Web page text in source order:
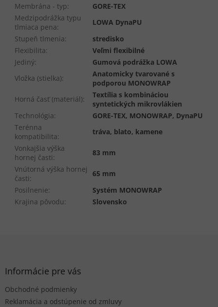
Membrána - typ:
GORE-TEX
Medzipodrážka typu
tlmiaca pena:
LOWA DynaPU
Stupeň tlmenia:
stredisko
Flexibilita:
Veľmi flexibilné
Jediný:
Gumová podrážka LOWA
Vložka (stielka):
Anatomicky tvarované s
podporou MONOWRAP
Horná časť (materiál):
Textília s kombináciou
syntetických mikrovlákien
Technológia:
GORE-TEX, MONOWRAP, DynaPU
Terénna
kompatibilita:
tráva, blato, kamene
Vonkajšia výška
hornej časti:
83 mm
Vnútorná výška hornej
časti:
65 mm
Posilnenie:
Systém MONOWRAP
Krajina pôvodu: Slovensko
Informácie pre vás
Obchodné podmienky
Reklamácia a odstúpenie od zmluvy